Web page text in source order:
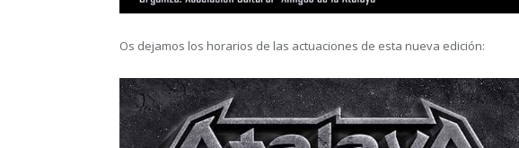
Os dejamos los horarios de las actuaciones de esta nueva edición: